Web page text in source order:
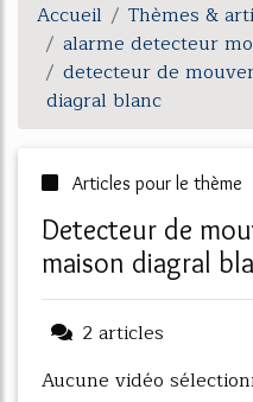
Accueil
Thèmes &
alarme detecteur
detecteur de
diagral blanc
Articles pour le thème
detecteur de mouvement pour alarme
maison diagral
2 articles
Aucune vidéo